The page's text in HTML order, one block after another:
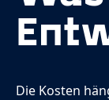
Die Kosten